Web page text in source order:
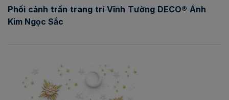
Phối cảnh trần trang trí Vĩnh Tường DECO® Ánh
Kim Ngọc Sắc